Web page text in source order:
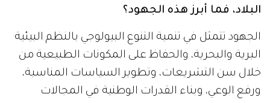
البلاد، فما أبرز هذه الجهود؟
الجهود تتمثل في تنمية التنوع البيولوجي بالنظم البيئية
البرية والبحرية، والحفاظ على المكونات الطبيعية من
خلال سن التشريعات، وتطوير السياسات المناسبة،
ورفع الوعي، وبناء القدرات الوطنية في المجالات